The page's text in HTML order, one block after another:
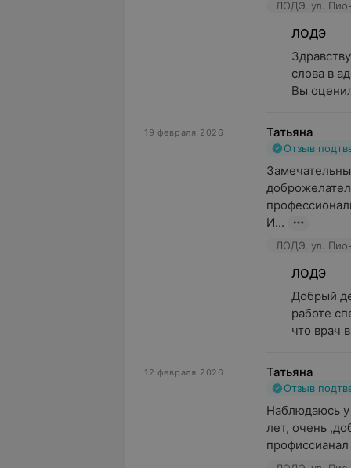
ЛОДЭ, ул.
ЛОДЭ
слова в
Вы
19 февраля 2026 Татьяна
Отзыв
И...
ЛОДЭ, ул.
ЛОДЭ
Добрый
работе
что врач
12 февраля 2026 Татьяна
Отзыв
Наблюдаюсь
лет, очень